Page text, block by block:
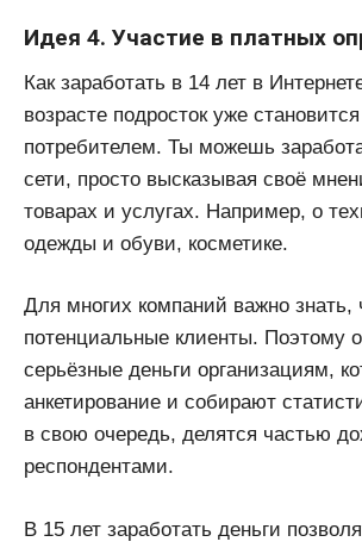
Идея 4. Участие в платных
Как заработать в 14 лет в
возрасте подросток уже
потребителем. Ты можешь
сети, просто высказывая своё
товарах и услугах. Например, о
одежды и обуви, косметике.
Для многих компаний важно знать,
потенциальные клиенты. Поэтому
серьёзные деньги организациям,
анкетирование и собирают
в свою очередь, делятся частью
респондентами.
В 15 лет заработать деньги